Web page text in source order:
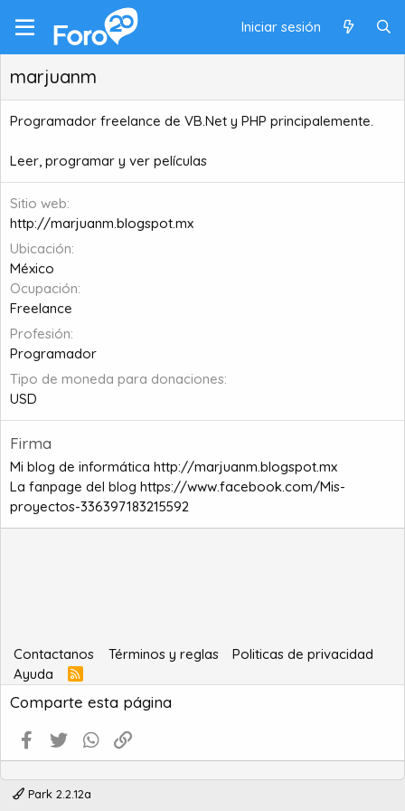
Iniciar sesión
marjuanm
Programador freelance de VB.Net y PHP principalemente.
Leer, programar y ver películas
Sitio web
http://marjuanm.blogspot.mx
Ubicación
México
Ocupación
Freelance
Profesión
Programador
Tipo de moneda para donaciones
USD
Firma
Mi blog de informática http://marjuanm.blogspot.mx
La fanpage del blog https://www.facebook.com/Mis-
proyectos-336397183215592
Contactanos Términos y reglas
Politicas de privacidad
Ayuda
R
S
S
Comparte esta página
Facebook
Twitter WhatsApp
Park 2.2.12a